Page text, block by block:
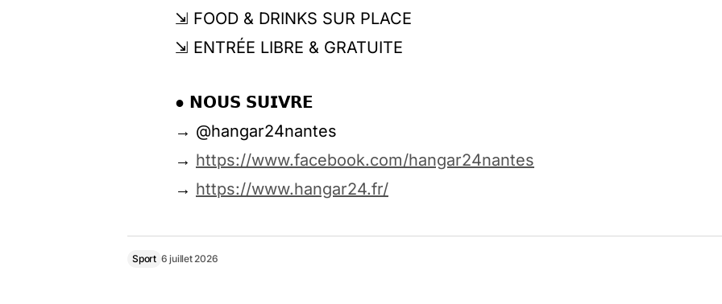
⇲ FOOD & DRINKS SUR PLACE
⇲ ENTRÉE LIBRE & GRATUITE
● 𝗡𝗢𝗨𝗦 𝗦𝗨𝗜𝗩𝗥𝗘
→ @hangar24nantes
→ https://www.facebook.com/hangar24nantes
→ https://www.hangar24.fr/
Sport 6 juillet 2026